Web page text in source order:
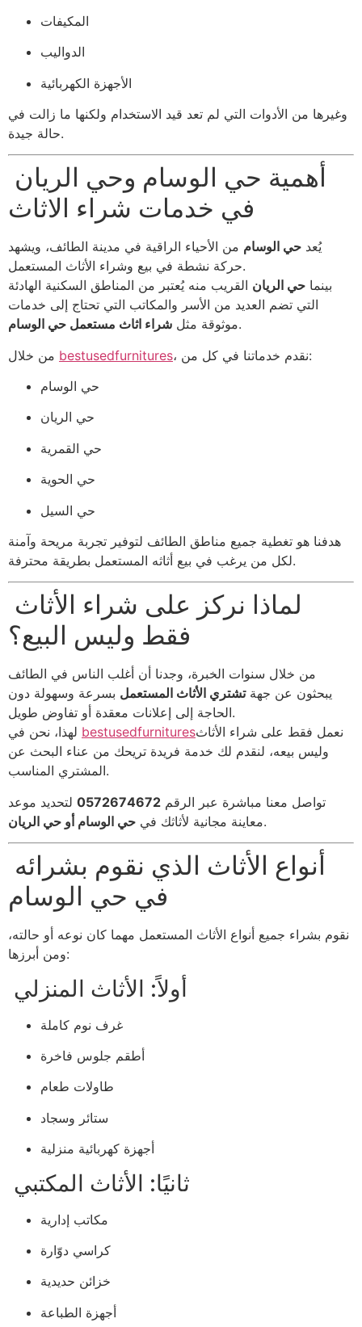
المكيفات
الدواليب
الأجهزة الكهربائية
وغيرها من الأدوات التي لم تعد قيد الاستخدام ولكنها ما زالت في
حالة جيدة.
في خدمات شراء الاثاث
يُعد حي الوسام من الأحياء الراقية في مدينة الطائف، ويشهد
حركة نشطة في بيع وشراء الأثاث المستعمل.
بينما حي الريان القريب منه يُعتبر من المناطق السكنية الهادئة
التي تضم العديد من الأسر والمكاتب التي تحتاج إلى خدمات
موثوقة مثل شراء اثاث مستعمل حي الوسام
.
bestusedfurnitures
، نقدم خدماتنا في كل من:
حي الوسام
حي الريان
حي القمرية
حي الحوية
حي السيل
هدفنا هو تغطية جميع مناطق الطائف لتوفير تجربة مريحة وآمنة
لكل من يرغب في بيع أثاثه المستعمل بطريقة محترفة.
فقط وليس البيع؟
من خلال سنوات الخبرة، وجدنا أن أغلب الناس في الطائف
يبحثون عن جهةتشتري الأثاث المستعمل بسرعة وسهولة دون
الحاجة إلى إعلانات معقدة أو تفاوض طويل.
bestusedfurnituresنعمل فقط على شراء الأثاث
وليس بيعه، لنقدم لك خدمة فريدة تريحك من عناء البحث عن
المشتري المناسب.
تواصل معنا مباشرة عبر الرقم 0572674672 لتحديد موعد
معاينة مجانية لأثاثك في حي الوسام أو حي الريان .
في حي الوسام
نقوم بشراء جميع أنواع الأثاث المستعمل مهما كان نوعه أو حالته،
ومن أبرزها:
أولاً: الأثاث المنزلي
غرف نوم كاملة
أطقم جلوس فاخرة
طاولات طعام
ستائر وسجاد
أجهزة كهربائية منزلية
ثانيًا: الأثاث المكتبي
مكاتب إدارية
كراسي دوّارة
خزائن حديدية
أجهزة الطباعة